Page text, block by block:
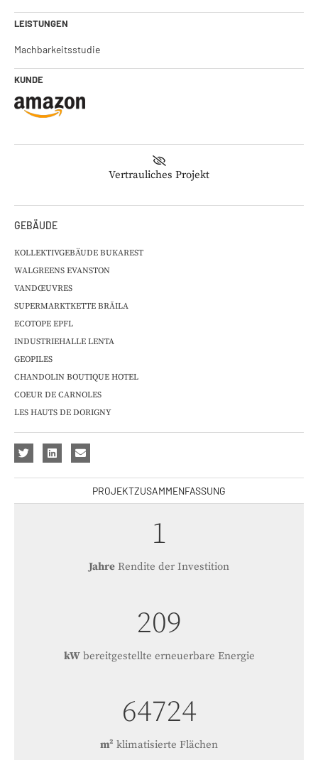
LEISTUNGEN
Machbarkeitsstudie
KUNDE
Vertrauliches Projekt
GEBÄUDE
KOLLEKTIVGEBÄUDE BUKAREST
WALGREENS EVANSTON
VANDŒUVRES
SUPERMARKTKETTE BRĂILA
ECOTOPE EPFL
INDUSTRIEHALLE LENTA
GEOPILES
CHANDOLIN BOUTIQUE HOTEL
COEUR DE CARNOLES
LES HAUTS DE DORIGNY
PROJEKTZUSAMMENFASSUNG
1
Jahre Rendite der Investition
236
kWbereitgestellte erneuerbare Energie
73503
m² klimatisierte Flächen